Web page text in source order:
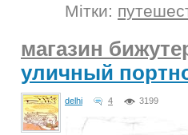
Мітки:
магазин
уличный
delhi 4 3199